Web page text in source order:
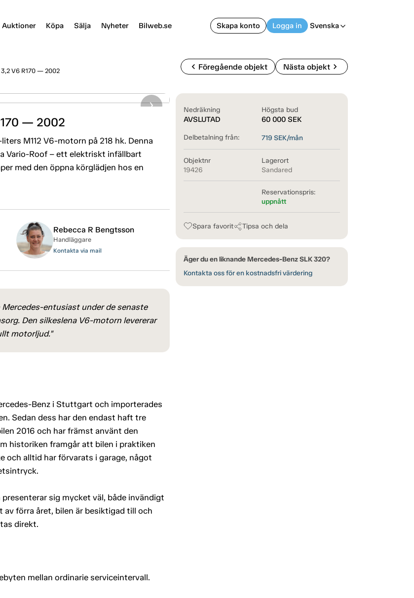
Auktioner Köpa Sälja Nyheter Bilweb.se Skapa konto Logga in Svenska arrow_back_ios
V6 R170 — 2002 chevron_left Föregående objekt Nästa objektchevron_right
— 2002
M112 V6-motorn på 218 hk. Denna
Vario-Roof – ett elektriskt infällbart
med den öppna körglädjen hos en
Nedräkning
AVSLUTAD
Högsta bud
60 000 SEK
Delbetalning från: 719 SEK/mån
Objektnr
19426
Lagerort
Sandared
Reservationspris:
uppnått
Spara favorit Tipsa och dela
Äger du en liknande Mercedes-Benz SLK 320?
Kontakta oss för en kostnadsfri värdering
Rebecca R Bengtsson
Handläggare
Kontakta via mail
entusiast under de senaste
Den silkeslena V6-motorn levererar
motorljud."
Benz i Stuttgart och importerades
Sedan dess har den endast haft tre
2016 och har främst använt den
historiken framgår att bilen i praktiken
och alltid har förvarats i garage, något
sig mycket väl, både invändigt
förra året, bilen är besiktigad till och
direkt.
mellan ordinarie serviceintervall.